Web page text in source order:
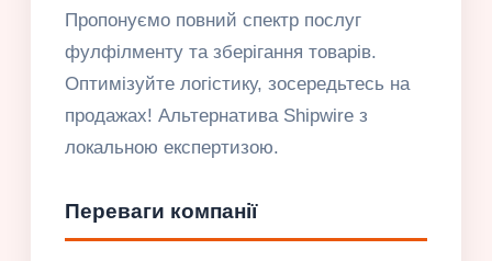
Пропонуємо повний спектр послуг
фулфілменту та зберігання товарів.
Оптимізуйте логістику, зосередьтесь на
продажах! Альтернатива Shipwire з
локальною експертизою.
Переваги компанії